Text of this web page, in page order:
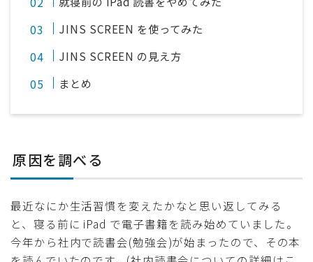
JINS SCREEN を使ってみた
JINS SCREEN の見え方
まとめ
原因を調べる
最近なにか生活習慣を変えたかなと思い返してみる
と、寝る前に iPad で電子書籍を読み始めていました。
今年から社内で読書会(勉強会)が始まったので、その本